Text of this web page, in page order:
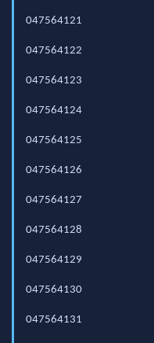
047564121
047564122
047564123
047564124
047564125
047564126
047564127
047564128
047564129
047564130
047564131